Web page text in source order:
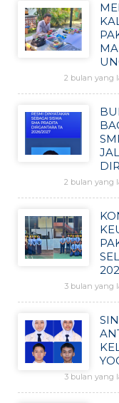
2 bulan yang
2 bulan yang
3 bulan yang
3 bulan yang